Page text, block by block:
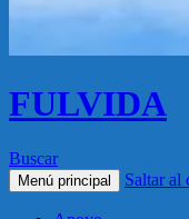
FULVIDA
Buscar
Menú principal Saltar al